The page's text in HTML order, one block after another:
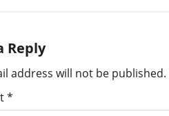
Reply
address will not be published.
*